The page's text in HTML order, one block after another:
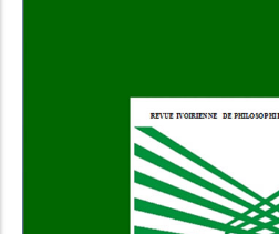
Add to Cart